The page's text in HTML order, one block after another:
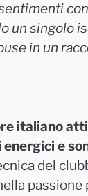
un singolo
in un
italiano
e
del